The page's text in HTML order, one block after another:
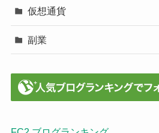
仮想通貨
副業